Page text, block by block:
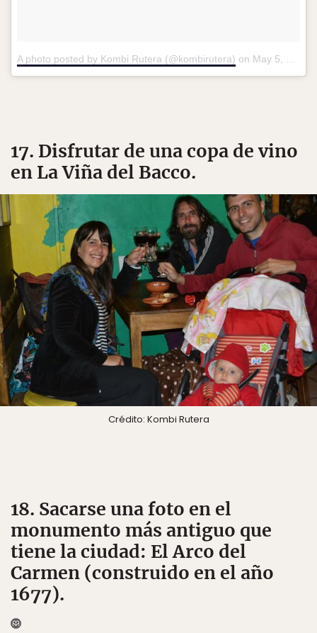
A photo posted by Kombi Rutera (@kombirutera) on May 5, 2016 at 9:22am PDT
17. Disfrutar de una copa de vino
en La Viña del Bacco.
Crédito: Kombi Rutera
18. Sacarse una foto en el
monumento más antiguo que
tiene la ciudad: El Arco del
Carmen (construido en el año
1677).